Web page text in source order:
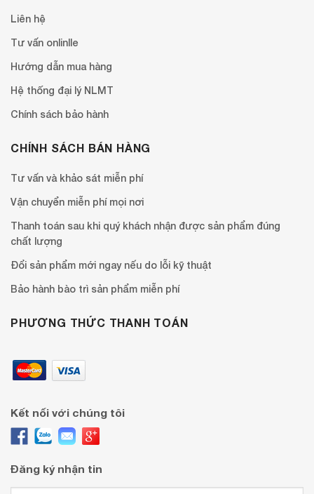
Liên hệ
Tư vấn onlinlle
Hướng dẫn mua hàng
Hệ thống đại lý NLMT
Chính sách bảo hành
CHÍNH SÁCH BÁN HÀNG
Tư vấn và khảo sát miễn phí
Vận chuyển miễn phí mọi nơi
Thanh toán sau khi quý khách nhận được sản phẩm đúng
chất lượng
Đổi sản phẩm mới ngay nếu do lỗi kỹ thuật
Bảo hành bào trì sản phẩm miễn phí
PHƯƠNG THỨC THANH TOÁN
Kết nối với chúng tôi
Đăng ký nhận tin